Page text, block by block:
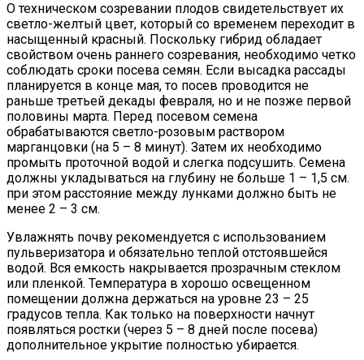
О техническом созревании плодов свидетельствует их
светло-желтый цвет, который со временем переходит в
насыщенный красный. Поскольку гибрид обладает
свойством очень раннего созревания, необходимо четко
соблюдать сроки посева семян. Если высадка рассады
планируется в конце мая, то посев проводится не
раньше третьей декады февраля, но и не позже первой
половины марта. Перед посевом семена
обрабатываются светло-розовым раствором
марганцовки (на 5 – 8 минут). Затем их необходимо
промыть проточной водой и слегка подсушить. Семена
должны укладываться на глубину не больше 1 – 1,5 см.
при этом расстояние между лунками должно быть не
менее 2 – 3 см.
Увлажнять почву рекомендуется с использованием
пульверизатора и обязательно теплой отстоявшейся
водой. Вся емкость накрывается прозрачным стеклом
или пленкой. Температура в хорошо освещенном
помещении должна держаться на уровне 23 – 25
градусов тепла. Как только на поверхности начнут
появляться ростки (через 5 – 8 дней после посева)
дополнительное укрытие полностью убирается.